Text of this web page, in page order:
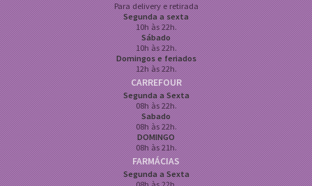
Para delivery e retirada
Segunda a sexta
10h às 22h.
Sábado
10h às 22h.
Domingos e feriados
12h às 22h.
CARREFOUR
Segunda a Sexta
08h às 22h.
Sabado
08h às 22h.
DOMINGO
08h às 21h.
FARMÁCIAS
Segunda a Sexta